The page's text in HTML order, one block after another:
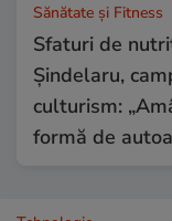
Sănătate și Fitness
Sfaturi de
Șindelaru,
culturism:
formă de